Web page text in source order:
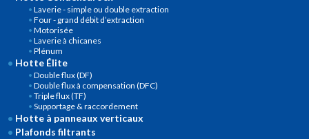
Laverie - simple ou double extraction
Four - grand débit d’extraction
Motorisée
Laverie à chicanes
Plénum
Hotte Élite
Double flux (DF)
Double flux à compensation (DFC)
Triple flux (TF)
Supportage & raccordement
Hotte à panneaux verticaux
Plafonds filtrants